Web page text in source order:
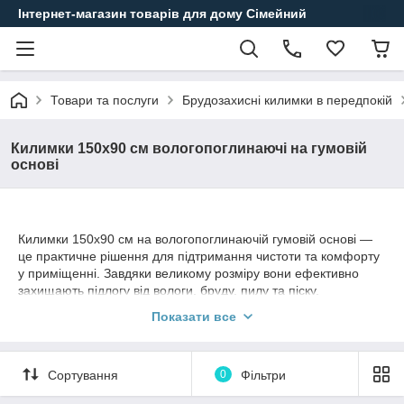
Інтернет-магазин товарів для дому Сімейний
Товари та послуги Брудозахисні килимки в передпокій
Килимки 150х90 см вологопоглинаючі на гумовій
основі
Килимки 150х90 см на вологопоглинаючій гумовій основі —
це практичне рішення для підтримання чистоти та комфорту
у приміщенні. Завдяки великому розміру вони ефективно
захищають підлогу від вологи, бруду, пилу та піску,
комерційному приміщенні.
Ворсове вологопоглинаюче покриття добре затримує воду та
забруднення з підошви взуття, а міцна гумова основа
запобігає ковзанню та забезпечує надійну фіксацію килимка
на підлозі. Такі килимки чудово підходять для коридору,
Показати все
Сортування 0 Фільтри